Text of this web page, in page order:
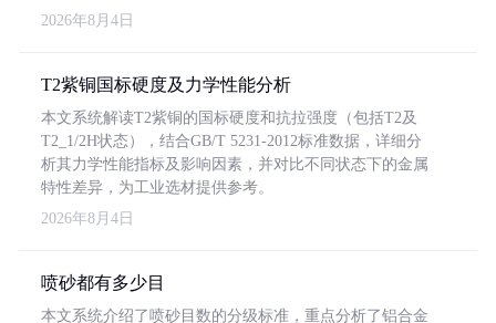
2026年8月4日
T2紫铜国标硬度及力学性能分析
本文系统解读T2紫铜的国标硬度和抗拉强度（包括T2及
T2_1/2H状态），结合GB/T 5231-2012标准数据，详细分
析其力学性能指标及影响因素，并对比不同状态下的金属
特性差异，为工业选材提供参考。
2026年8月4日
喷砂都有多少目
本文系统介绍了喷砂目数的分级标准，重点分析了铝合金